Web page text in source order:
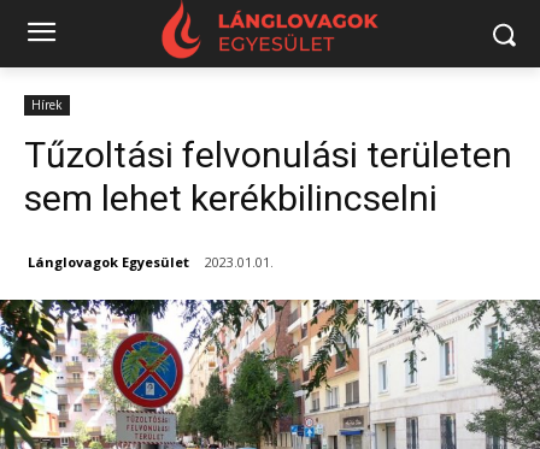
Hírek
Tűzoltási felvonulási területen
sem lehet kerékbilincselni
Lánglovagok Egyesület 2023.01.01.